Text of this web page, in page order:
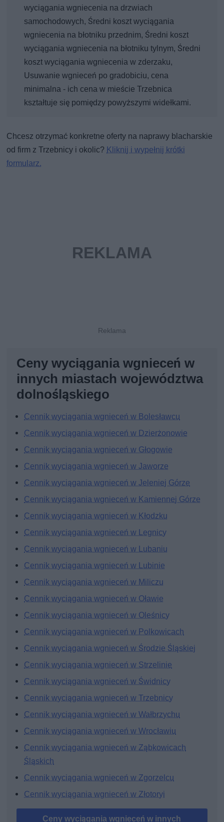
wyciągania wgniecenia na drzwiach
samochodowych, Średni koszt wyciągania
wgniecenia na błotniku przednim, Średni koszt
wyciągania wgniecenia na błotniku tylnym, Średni
koszt wyciągania wgniecenia w zderzaku,
Usuwanie wgnieceń po gradobiciu, cena
minimalna - ich cena w mieście Trzebnica
kształtuje się pomiędzy powyższymi widełkami.
Chcesz otrzymać konkretne oferty na naprawy blacharskie
od firm z Trzebnicy i okolic? Kliknij i wypełnij krótki
formularz.
Ceny wyciągania wgnieceń w
innych miastach województwa
dolnośląskiego
Cennik wyciągania wgnieceń w Bolesławcu
Cennik wyciągania wgnieceń w Dzierżonowie
Cennik wyciągania wgnieceń w Głogowie
Cennik wyciągania wgnieceń w Jaworze
Cennik wyciągania wgnieceń w Jeleniej Górze
Cennik wyciągania wgnieceń w Kamiennej Górze
Cennik wyciągania wgnieceń w Kłodzku
Cennik wyciągania wgnieceń w Legnicy
Cennik wyciągania wgnieceń w Lubaniu
Cennik wyciągania wgnieceń w Lubinie
Cennik wyciągania wgnieceń w Miliczu
Cennik wyciągania wgnieceń w Oławie
Cennik wyciągania wgnieceń w Oleśnicy
Cennik wyciągania wgnieceń w Polkowicach
Cennik wyciągania wgnieceń w Środzie Śląskiej
Cennik wyciągania wgnieceń w Strzelinie
Cennik wyciągania wgnieceń w Świdnicy
Cennik wyciągania wgnieceń w Trzebnicy
Cennik wyciągania wgnieceń w Wałbrzychu
Cennik wyciągania wgnieceń w Wrocławiu
Cennik wyciągania wgnieceń w Ząbkowicach
Śląskich
Cennik wyciągania wgnieceń w Zgorzelcu
Cennik wyciągania wgnieceń w Złotoryi
Ceny wyciągania wgnieceń w innych